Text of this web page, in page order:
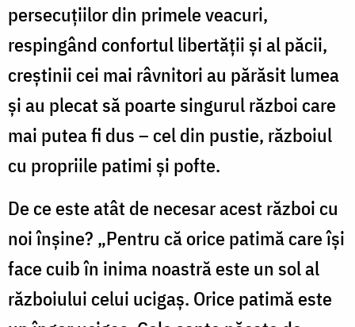
persecuțiilor din primele veacuri,
respingând confortul libertății și al păcii,
creștinii cei mai râvnitori au părăsit lumea
și au plecat să poarte singurul război care
mai putea fi dus – cel din pustie, războiul
cu propriile patimi și pofte.
De ce este atât de necesar acest război cu
noi înșine? „Pentru că orice patimă care își
face cuib în inima noastră este un sol al
războiului celui ucigaș. Orice patimă este